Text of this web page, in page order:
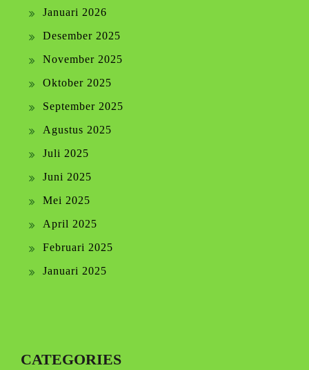
Januari 2026
Desember 2025
November 2025
Oktober 2025
September 2025
Agustus 2025
Juli 2025
Juni 2025
Mei 2025
April 2025
Februari 2025
Januari 2025
CATEGORIES